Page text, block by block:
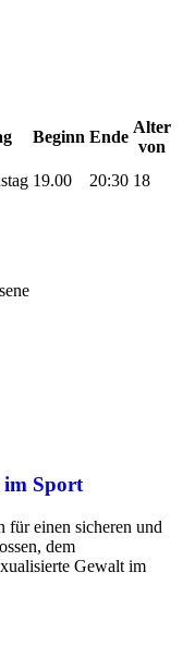
Beginn Ende
Alter
von
19.00 20:30 18
im Sport
für einen sicheren und
dem
Gewalt im